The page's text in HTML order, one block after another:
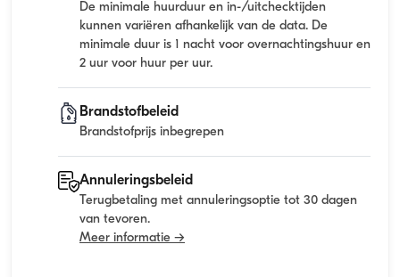
De minimale huurduur en in-/uitchecktijden
kunnen variëren afhankelijk van de data. De
minimale duur is 1 nacht voor overnachtingshuur en
2 uur voor huur per uur.
Brandstofbeleid
Brandstofprijs inbegrepen
Annuleringsbeleid
Terugbetaling met annuleringsoptie tot 30 dagen
van tevoren.
Meer informatie →